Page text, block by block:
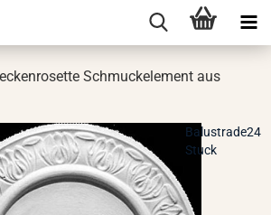
Schmuck­ele­ment aus
Balustrade24
Stuck